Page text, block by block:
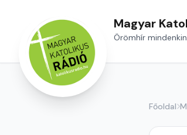
Magyar
Örömhír
Főoldal